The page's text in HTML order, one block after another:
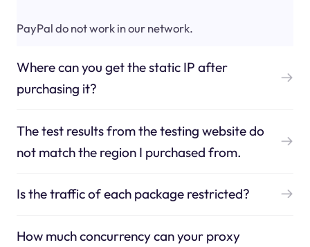
PayPal do not work in our network.
Where can you get the static IP after
purchasing it?
The test results from the testing website do
not match the region I purchased from.
Is the traffic of each package restricted?
How much concurrency can your proxy